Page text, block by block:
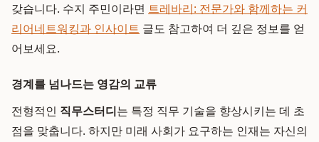
갖습니다. 수지 주민이라면 트레바리: 전문가와 함께하는 커
리어네트워킹과 인사이트 글도 참고하여 더 깊은 정보를 얻
어보세요.
경계를 넘나드는 영감의 교류
전형적인 직무스터디는 특정 직무 기술을 향상시키는 데 초
점을 맞춥니다. 하지만 미래 사회가 요구하는 인재는 자신의